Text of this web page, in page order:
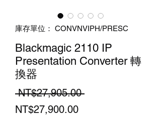
庫存單位： CONVNVIPH/PRESC
Blackmagic 2110 IP
Presentation Converter 轉
換器
NT$27,905.00 一
NT$27,900.00促